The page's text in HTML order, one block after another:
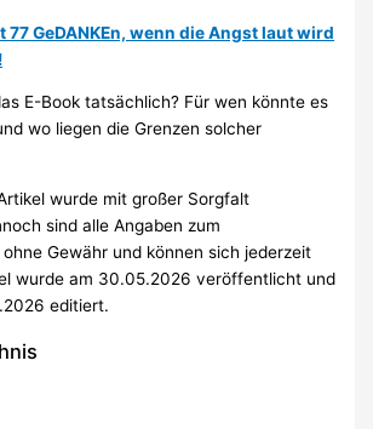
77 GeDANKEn, wenn die Angst laut wird
E-Book tatsächlich? Für wen könnte es
wo liegen die Grenzen solcher
wurde mit großer Sorgfalt
sind alle Angaben zum
Gewähr und können sich jederzeit
wurde am 30.05.2026 veröffentlicht und
editiert.